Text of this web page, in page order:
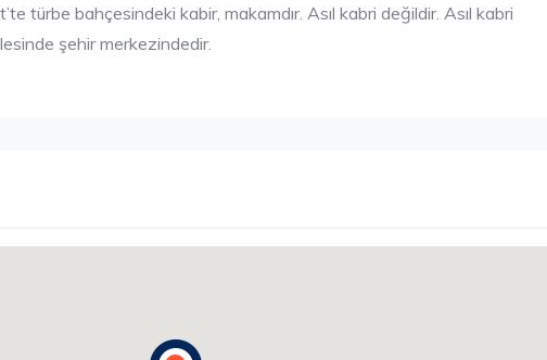
türbe bahçesindeki kabir, makamdır. Asıl kabri değildir. Asıl kabri
şehir merkezindedir.